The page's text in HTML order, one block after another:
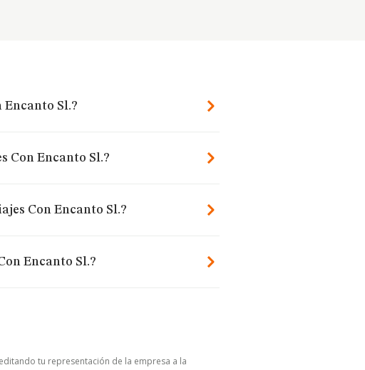
Encanto Sl.?
Con Encanto Sl.?
Con Encanto Sl.?
Encanto Sl.?
tu representación de la empresa a la